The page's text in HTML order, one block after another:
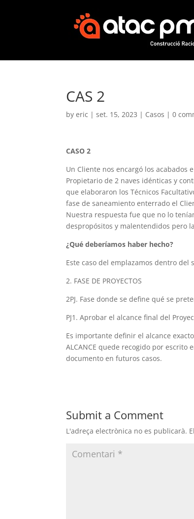
CAS 2
byeric |set. 15, 2023 | Casos |0
CASO 2
Un Cliente nos encargó los acabados
Propietario de 2 naves idénticas y
que elaboraron los Técnicos
fase de saneamiento enterrado el
Nuestra respuesta fue que no lo
despropósitos y malentendidos pero
¿Qué deberíamos haber hecho?
Este caso del emplazamos dentro del
2. FASE DE PROYECTOS
2PJ. Fase donde se define qué se
PJ1. Aprobar el alcance final del
Es importante definir el alcance
ALCANCE quede recogido por
documento en futuros casos.
Submit a Comment
L'adreça electrònica no es publicarà.